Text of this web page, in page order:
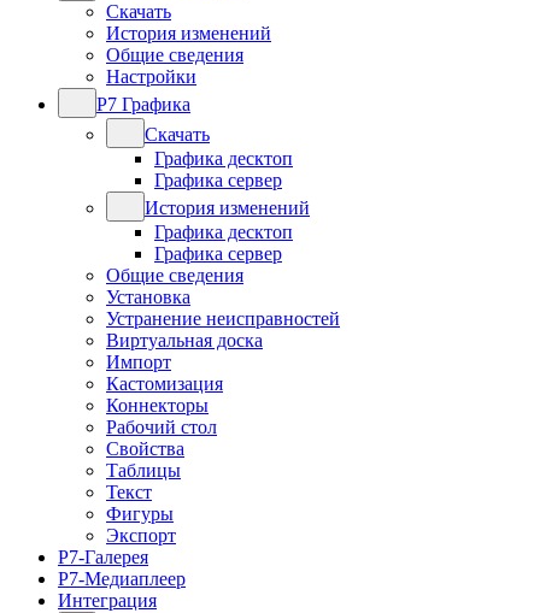
Скачать
История изменений
Общие сведения
Настройки
Р7 Графика
Скачать
Графика десктоп
Графика сервер
История изменений
Графика десктоп
Графика сервер
Общие сведения
Установка
Устранение неисправностей
Виртуальная доска
Импорт
Кастомизация
Коннекторы
Рабочий стол
Свойства
Таблицы
Текст
Фигуры
Экспорт
Р7-Галерея
Р7-Медиаплеер
Интеграция